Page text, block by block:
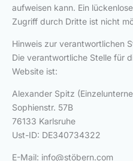
aufweisen kann. Ein
Zugriff durch Dritte ist nicht
Hinweis zur verantwortlichen
Die verantwortliche Stelle für
Website ist:
Alexander Spitz
Sophienstr. 57B
76133 Karlsruhe
Ust-ID: DE340734322
E-Mail: info@stöbern.com